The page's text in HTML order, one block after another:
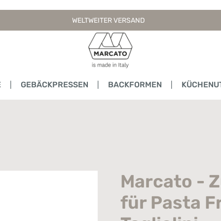
WELTWEITER VERSAND
GEBÄCKPRESSEN BACKFORMEN
Marcato -
für Pasta